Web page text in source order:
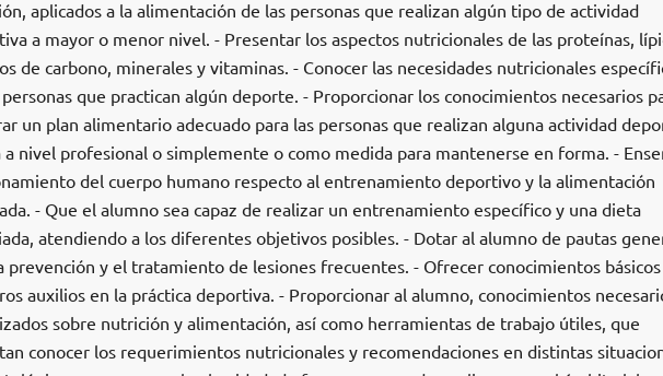
aplicados a la alimentación de las personas que realizan algún tipo de actividad
a mayor o menor nivel. - Presentar los aspectos nutricionales de las proteínas,
de carbono, minerales y vitaminas. - Conocer las necesidades nutricionales
que practican algún deporte. - Proporcionar los conocimientos necesarios
un plan alimentario adecuado para las personas que realizan alguna actividad
a nivel profesional o simplemente o como medida para mantenerse en forma. -
del cuerpo humano respecto al entrenamiento deportivo y la alimentación
- Que el alumno sea capaz de realizar un entrenamiento específico y una dieta
atendiendo a los diferentes objetivos posibles. - Dotar al alumno de pautas
prevención y el tratamiento de lesiones frecuentes. - Ofrecer conocimientos
auxilios en la práctica deportiva. - Proporcionar al alumno, conocimientos
sobre nutrición y alimentación, así como herramientas de trabajo útiles, que
conocer los requerimientos nutricionales y recomendaciones en distintas